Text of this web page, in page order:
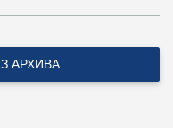
АРХИВА